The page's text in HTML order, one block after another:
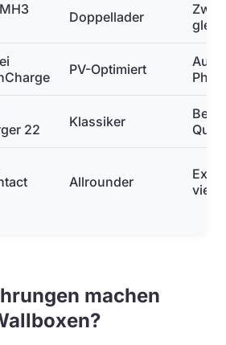
Doppellader
Zwei
PV-Optimiert
22
Klassiker
Allrounder
machen